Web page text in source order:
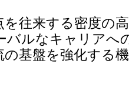
往来する密度の
バルなキャリアへ
の基盤を強化する